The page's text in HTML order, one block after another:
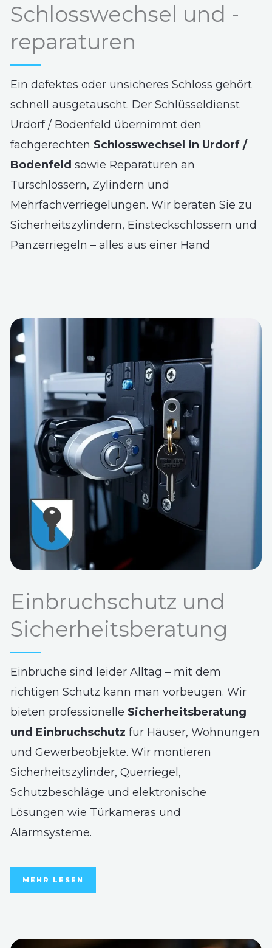
Schlosswechsel und -
reparaturen
Ein defektes oder unsicheres Schloss gehört
schnell ausgetauscht. Der Schlüsseldienst
Urdorf / Bodenfeld übernimmt den
fachgerechten Schlosswechsel in Urdorf /
Bodenfeld sowie Reparaturen an
Türschlössern, Zylindern und
Mehrfachverriegelungen. Wir beraten Sie zu
Sicherheitszylindern, Einsteckschlössern und
Panzerriegeln – alles aus einer Hand
Einbruchschutz und
Sicherheitsberatung
Einbrüche sind leider Alltag – mit dem
richtigen Schutz kann man vorbeugen. Wir
bieten professionelle Sicherheitsberatung
und Einbruchschutz für Häuser, Wohnungen
und Gewerbeobjekte. Wir montieren
Sicherheitszylinder, Querriegel,
Schutzbeschläge und elektronische
Lösungen wie Türkameras und
Alarmsysteme.
MEHR LESEN